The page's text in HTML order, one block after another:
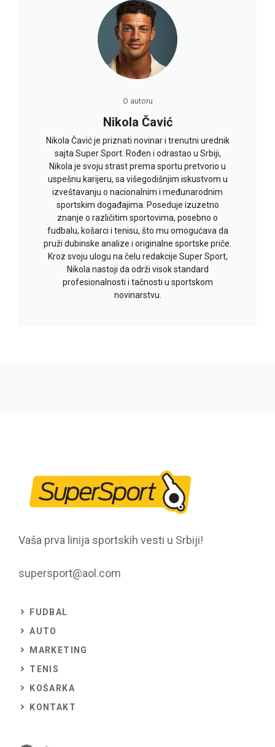
O autoru
Nikola Čavić
Nikola Čavić je priznati novinar i trenutni urednik
sajta Super Sport. Rođen i odrastao u Srbiji,
Nikola je svoju strast prema sportu pretvorio u
uspešnu karijeru, sa višegodišnjim iskustvom u
izveštavanju o nacionalnim i međunarodnim
sportskim događajima. Poseduje izuzetno
znanje o različitim sportovima, posebno o
fudbalu, košarci i tenisu, što mu omogućava da
pruži dubinske analize i originalne sportske priče.
Kroz svoju ulogu na čelu redakcije Super Sport,
Nikola nastoji da održi visok standard
profesionalnosti i tačnosti u sportskom
novinarstvu.
Vaša prva linija sportskih vesti u Srbiji!
supersport@aol.com
FUDBAL
AUTO
MARKETING
TENIS
KOŠARKA
KONTAKT